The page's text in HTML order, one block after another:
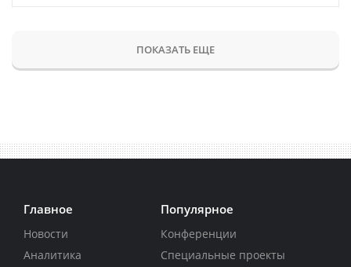
ПОКАЗАТЬ ЕЩЕ
Главное
Новости
Аналитика
Популярное
Конференции
Специальные проекты